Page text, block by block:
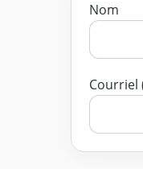
Nom
Courriel